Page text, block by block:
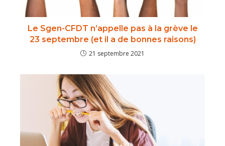
Le Sgen-CFDT n’appelle pas à la grève le
23 septembre (et il a de bonnes raisons)
21 septembre 2021